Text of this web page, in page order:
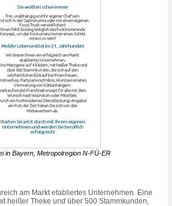
in Bayern, Metropolregion N-FÜ-ER
am Markt etabliertes Unternehmen. Eine
heißer Theke und über 500 Stammkunden,